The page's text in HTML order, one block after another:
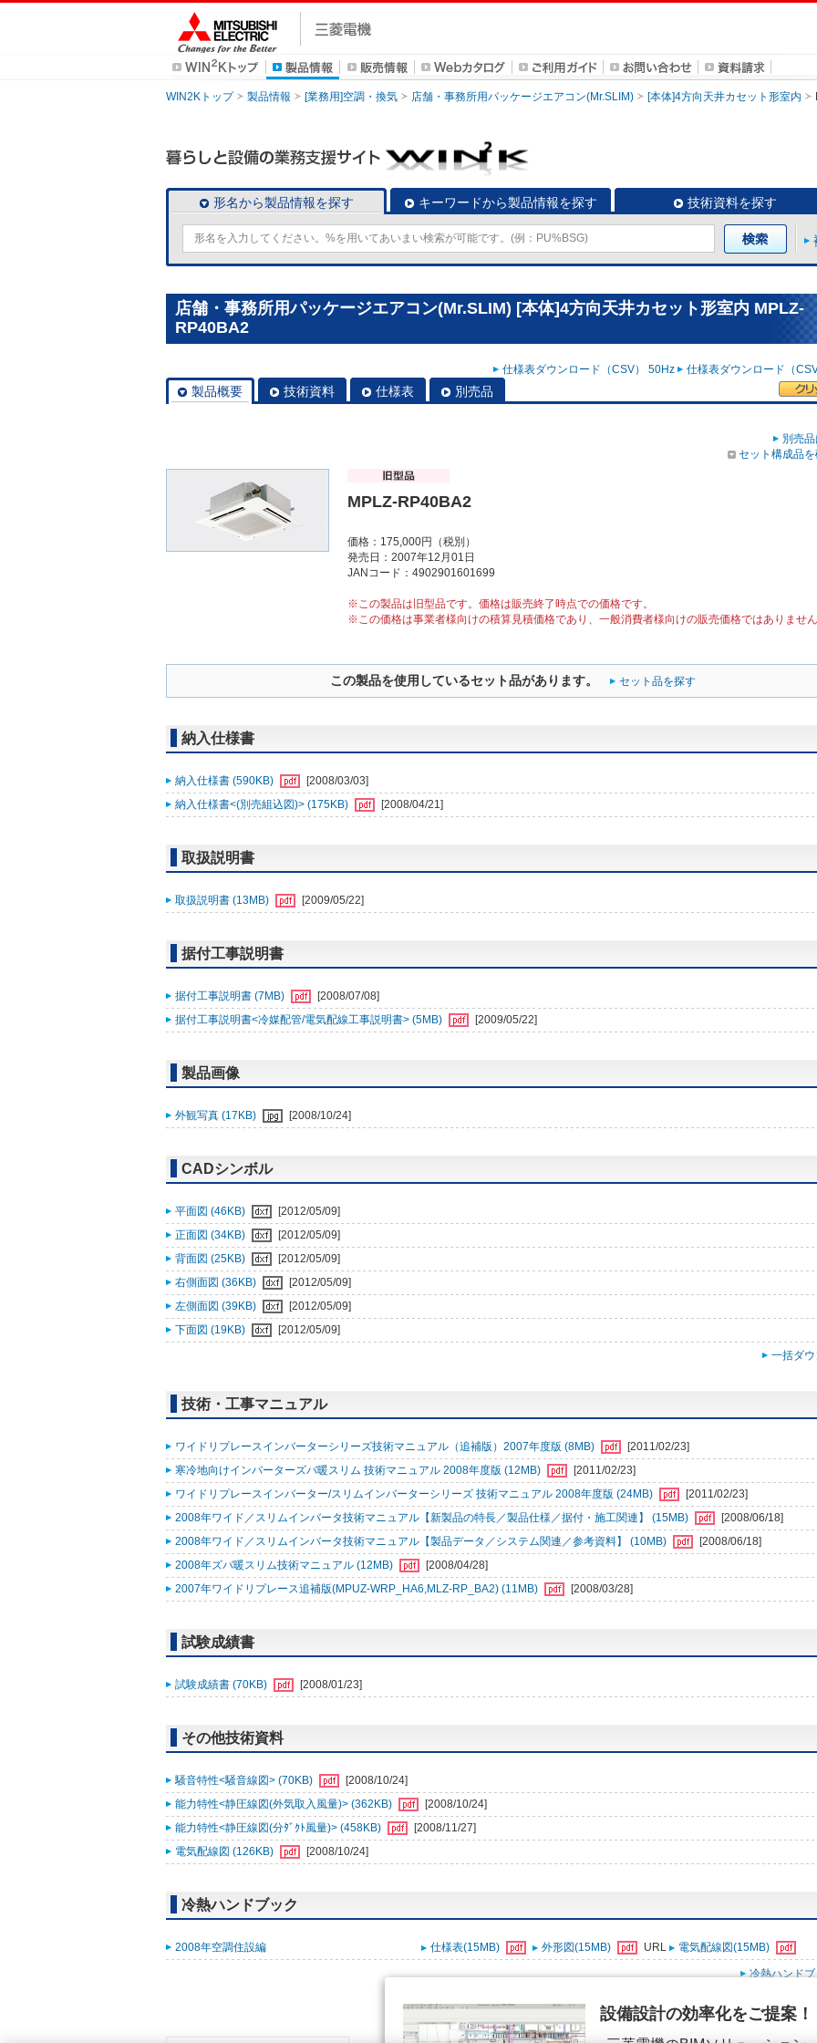
WIN2Kトップ 製品情報 [業務用]空調・換気 店舗・事務所用パッケージエアコン(Mr.SLIM) [本体]4方向天井カセット形室内
形名から製品情報を探す キーワードから製品情報を探す 技術資料を探す
店舗・事務所用パッケージエアコン(Mr.SLIM) [本体]4方向天井カセット形室内 MPLZ-
RP40BA2
仕様表ダウンロード（CSV） 50Hz 仕様表ダウンロード（
製品概要 技術資料 仕様表 別売品
別売
セット構成品
MPLZ-RP40BA2
価格：175,000円（税別）
発売日：2007年12月01日
JANコード：4902901601699
※この製品は旧型品です。価格は販売終了時点での価格です。
※この価格は事業者様向けの積算見積価格であり、一般消費者様向けの販売価格ではありませ
この製品を使用しているセット品があります。 セット品を探す
納入仕様書
納入仕様書 (590KB)
[2008/03/03]
納入仕様書<(別売組込図)> (175KB)
[2008/04/21]
取扱説明書
取扱説明書 (13MB) [2009/05/22]
据付工事説明書
据付工事説明書 (7MB)
[2008/07/08]
据付工事説明書<冷媒配管/電気配線工事説明書> (5MB)
[2009/05/22]
製品画像
外観写真 (17KB) [2008/10/24]
CADシンボル
平面図 (46KB)
[2012/05/09]
正面図 (34KB)
[2012/05/09]
背面図 (25KB)
[2012/05/09]
右側面図 (36KB)
[2012/05/09]
左側面図 (39KB)
[2012/05/09]
下面図 (19KB)
[2012/05/09]
一括ダ
技術・工事マニュアル
ワイドリプレースインバーターシリーズ技術マニュアル（追補版）2007年度版 (8MB)
[2011/02/23]
寒冷地向けインバーターズバ暖スリム 技術マニュアル 2008年度版 (12MB)
[2011/02/23]
ワイドリプレースインバーター/スリムインバーターシリーズ 技術マニュアル 2008年度版 (24MB)
[2011/02/23]
2008年ワイド／スリムインバータ技術マニュアル【新製品の特長／製品仕様／据付・施工関連】 (15MB)
[2008/06/18]
2008年ワイド／スリムインバータ技術マニュアル【製品データ／システム関連／参考資料】 (10MB)
[2008/06/18]
2008年ズバ暖スリム技術マニュアル (12MB)
[2008/04/28]
2007年ワイドリプレース追補版(MPUZ-WRP_HA6,MLZ-RP_BA2) (11MB)
[2008/03/28]
試験成績書
試験成績書 (70KB) [2008/01/23]
その他技術資料
騒音特性<騒音線図> (70KB)
[2008/10/24]
能力特性<静圧線図(外気取入風量)> (362KB)
[2008/10/24]
能力特性<静圧線図(分ﾀﾞｸﾄ風量)> (458KB)
[2008/11/27]
電気配線図 (126KB)
[2008/10/24]
冷熱ハンドブック
2008年空調住設編 仕様表(15MB) 外形図(15MB) URL 電気配線図(15MB)
冷熱ハンド
設備設計の効率化をご提案！